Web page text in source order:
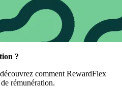
?
comment RewardFlex
rémunération.